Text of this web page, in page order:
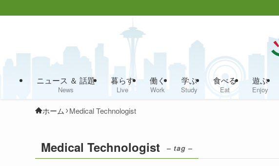
ニュース ＆ 話題
News
暮らす
Live
働く
Work
学ぶ
Study
食べる
Eat
遊ぶ
Enjoy
ホーム Medical Technologist
Medical Technologist – tag –